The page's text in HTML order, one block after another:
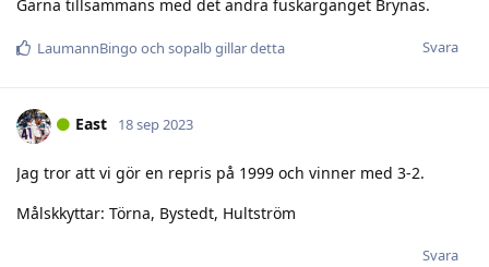
Gärna tillsammans med det andra fuskargänget Brynäs.
Svara
LaumannBingo och sopalbgillar detta
East 18 sep 2023
Jag tror att vi gör en repris på 1999 och vinner med 3-2.
Målskkyttar: Törna, Bystedt, Hultström
Svara